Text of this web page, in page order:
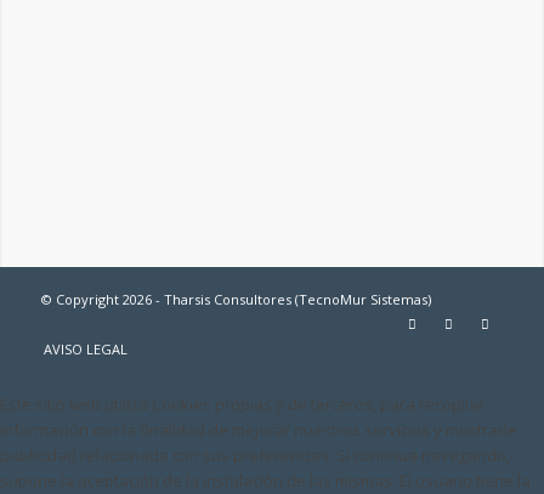
© Copyright 2026 - Tharsis Consultores (TecnoMur Sistemas)
AVISO LEGAL
Este sitio web utiliza Cookies propias y de terceros, para recopilar
información con la finalidad de mejorar nuestros servicios y mostrarle
publicidad relacionada con sus preferencias. Si continua navegando,
supone la aceptación de la instalación de las mismas. El usuario tiene la